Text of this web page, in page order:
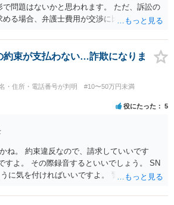
問題はないかと思われます。 ただ、訴訟の
る場合、弁護士費用が交渉に比べて高くな
あるでしょう。
約束が支払わない…詐欺になりま
・住所・電話番号が判明
#10〜50万円未満
役にたった 5
ね。 約束違反なので、請求していいです
すよ。 その際録音するといいでしょう。 SN
に気を付ければいいですよ。 警察に行って